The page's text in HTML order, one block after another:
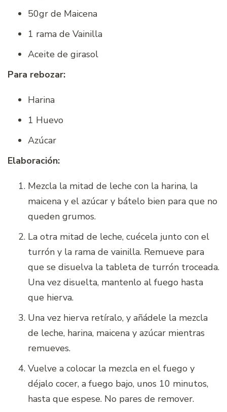
50gr de Maicena
1 rama de Vainilla
Aceite de girasol
Para rebozar:
Harina
1 Huevo
Azúcar
Elaboración:
Mezcla la mitad de leche con la harina, la
maicena y el azúcar y bátelo bien para que no
queden grumos.
La otra mitad de leche, cuécela junto con el
turrón y la rama de vainilla. Remueve para
que se disuelva la tableta de turrón troceada.
Una vez disuelta, mantenlo al fuego hasta
que hierva.
Una vez hierva retíralo, y añádele la mezcla
de leche, harina, maicena y azúcar mientras
remueves.
Vuelve a colocar la mezcla en el fuego y
déjalo cocer, a fuego bajo, unos 10 minutos,
hasta que espese. No pares de remover.